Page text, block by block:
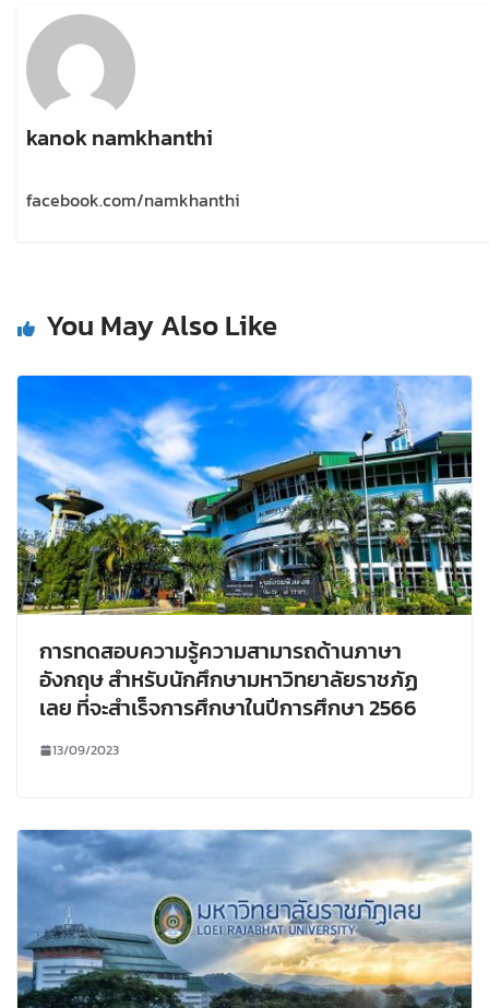
kanok namkhanthi
facebook.com/namkhanthi
You May Also Like
การทดสอบความรู้ความสามารถด้านภาษา
อังกฤษ สำหรับนักศึกษามหาวิทยาลัยราชภัฏ
เลย ที่จะสำเร็จการศึกษาในปีการศึกษา 2566
13/09/2023